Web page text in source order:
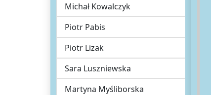
Michał Kowalczyk
Piotr Pabis
Piotr Lizak
Sara Luszniewska
Martyna Myśliborska